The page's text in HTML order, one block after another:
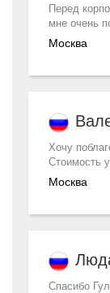
Перед
мне очень
Москва
Хочу
Стоимость
Москва
Спасибо